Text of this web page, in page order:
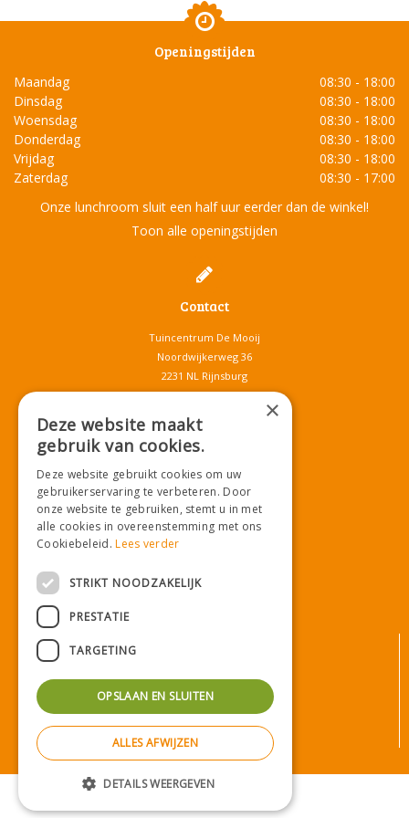
Openingstijden
Maandag
08:30 - 18:00
Dinsdag
08:30 - 18:00
Woensdag
08:30 - 18:00
Donderdag
08:30 - 18:00
Vrijdag
08:30 - 18:00
Zaterdag
08:30 - 17:00
Onze lunchroom sluit een half uur eerder dan de winkel!
Toon alle openingstijden
Contact
Tuincentrum De Mooij
Noordwijkerweg 36
2231 NL Rijnsburg
T.071-4080959
info@tuincentrumdemooij.nl
Download onze App!
Privacy policy
Green Solutions|Tuincentrum Overzicht
×
Deze website maakt
gebruik van cookies.
Deze website gebruikt cookies om uw
gebruikerservaring te verbeteren. Door
onze website te gebruiken, stemt u in met
alle cookies in overeenstemming met ons
Cookiebeleid.Lees verder
STRIKT NOODZAKELIJK
PRESTATIE
TARGETING
OPSLAAN EN SLUITEN
ALLES AFWIJZEN
DETAILS WEERGEVEN